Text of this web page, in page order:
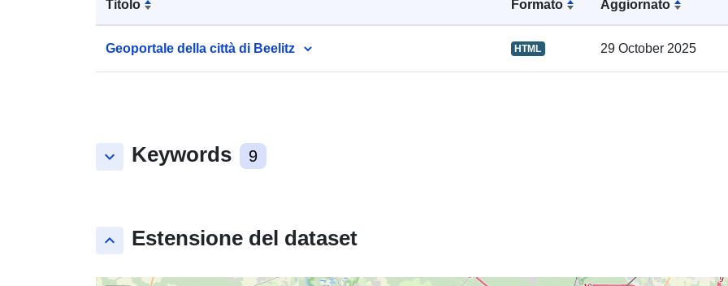
Titolo Formato Aggiornato
Geoportale della città di Beelitz HTML 29 October 2025
keyboard_arrow_down Keywords 9
keyboard_arrow_up Estensione del dataset
Registro del
catalogo: